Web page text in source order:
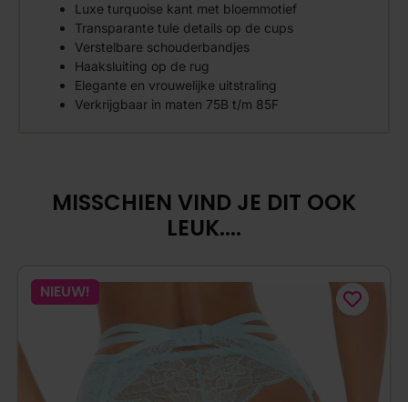
Luxe turquoise kant met bloemmotief
Transparante tule details op de cups
Verstelbare schouderbandjes
Haaksluiting op de rug
Elegante en vrouwelijke uitstraling
Verkrijgbaar in maten 75B t/m 85F
MISSCHIEN VIND JE DIT OOK
LEUK....
NIEUW!